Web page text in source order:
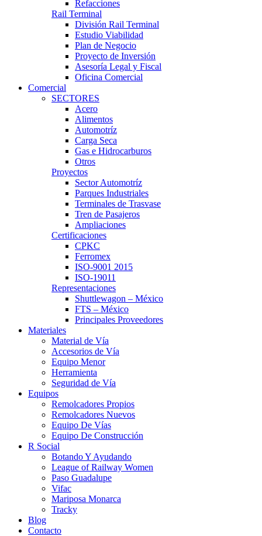
Refacciones
Rail Terminal
División Rail Terminal
Estudio Viabilidad
Plan de Negocio
Proyecto de Inversión
Asesoría Legal y Fiscal
Oficina Comercial
Comercial
SECTORES
Acero
Alimentos
Automotríz
Carga Seca
Gas e Hidrocarburos
Otros
Proyectos
Sector Automotríz
Parques Industriales
Terminales de Trasvase
Tren de Pasajeros
Ampliaciones
Certificaciones
CPKC
Ferromex
ISO-9001 2015
ISO-19011
Representaciones
Shuttlewagon – México
FTS – México
Principales Proveedores
Materiales
Material de Vía
Accesorios de Vía
Equipo Menor
Herramienta
Seguridad de Vía
Equipos
Remolcadores Propios
Remolcadores Nuevos
Equipo De Vías
Equipo De Construcción
R Social
Botando Y Ayudando
League of Railway Women
Paso Guadalupe
Vifac
Mariposa Monarca
Tracky
Blog
Contacto